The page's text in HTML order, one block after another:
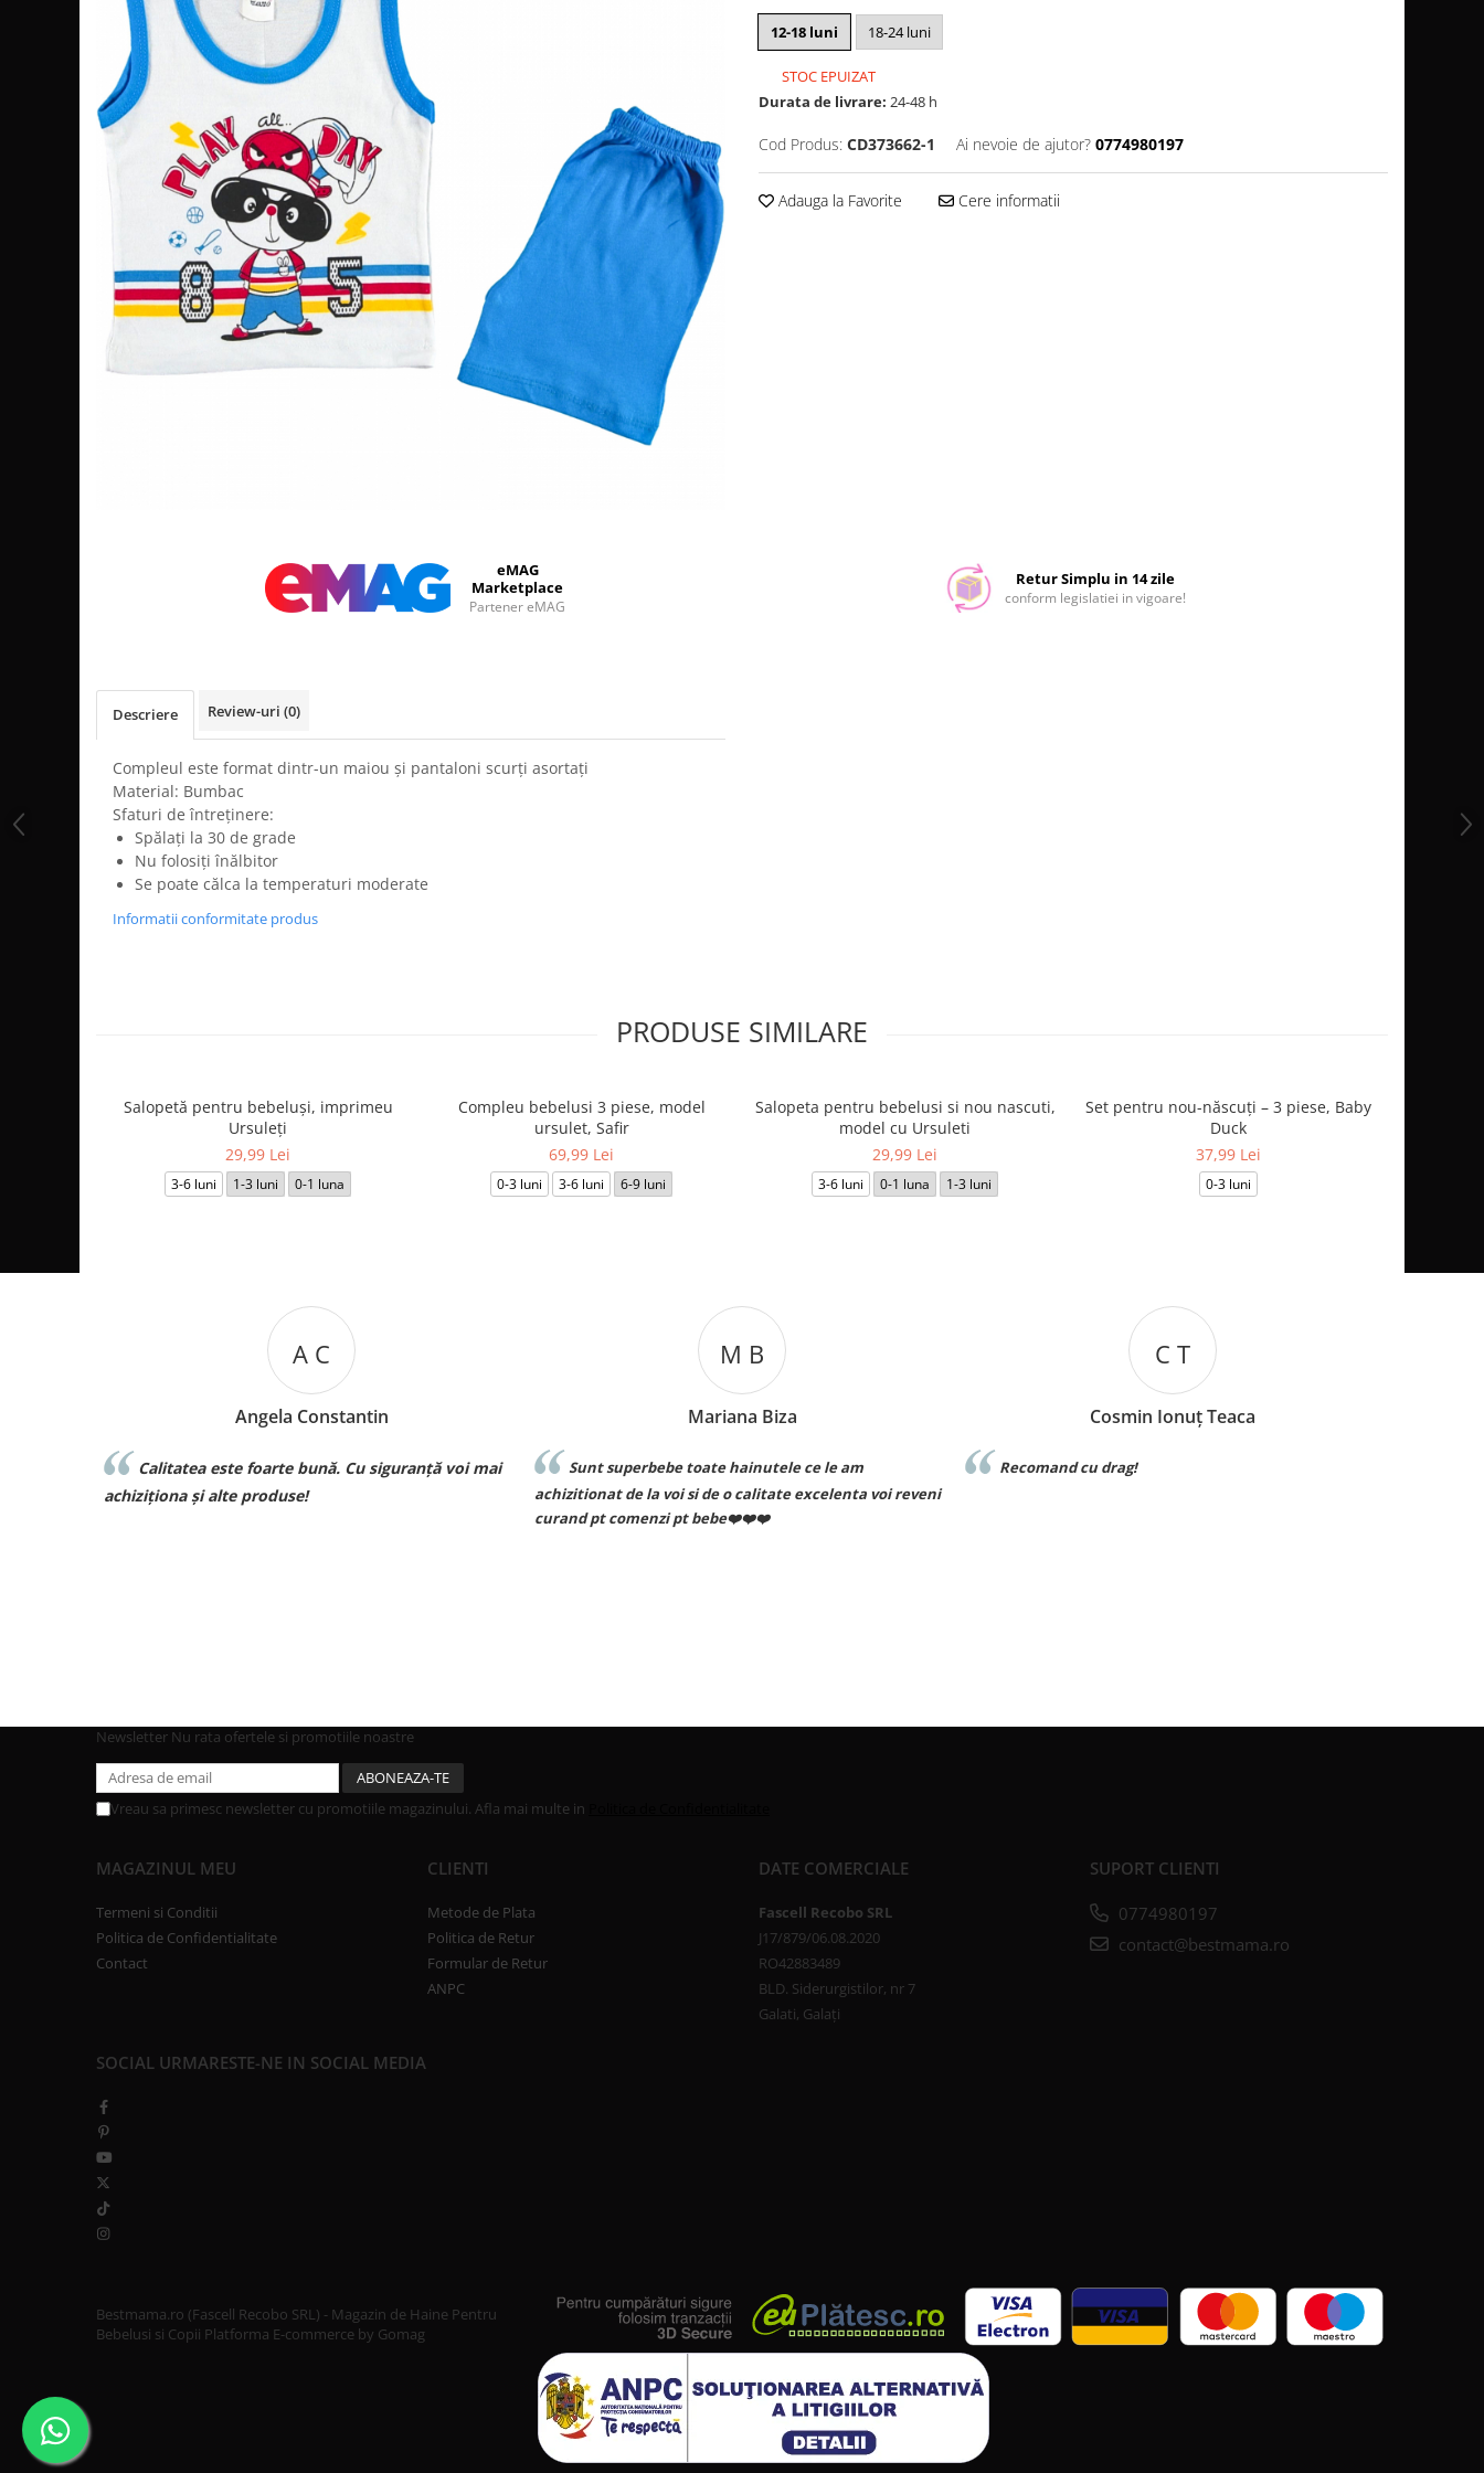
Facebook
12-18 luni 18-24 luni
STOC EPUIZAT
Durata de livrare: 24-48 h
Cod Produs: CD373662-1 Ai nevoie de ajutor? 0774980197
Adauga la Favorite Cere informatii
eMAG
Marketplace
Partener eMAG
Retur Simplu in 14 zile
conform legislatiei in vigoare!
Descriere Review-uri (0)
Compleul este format dintr-un maiou și pantaloni scurți asortați
Material: Bumbac
Sfaturi de întreținere:
Spălați la 30 de grade
Nu folosiți înălbitor
Se poate călca la temperaturi moderate
Informatii conformitate produs
PRODUSE SIMILARE
Salopetă pentru bebeluși, imprimeu
Ursuleți
29,99 Lei
3-6 luni 1-3 luni 0-1 luna
Compleu bebelusi 3 piese, model
ursulet, Safir
69,99 Lei
0-3 luni 3-6 luni 6-9 luni
Salopeta pentru bebelusi si nou nascuti,
model cu Ursuleti
29,99 Lei
3-6 luni 0-1 luna 1-3 luni
Set pentru nou-născuți – 3 piese, Baby
Duck
37,99 Lei
0-3 luni
A C
Angela Constantin
Calitatea este foarte bună. Cu siguranță voi mai
achiziționa și alte produse!
M B
Mariana Biza
Sunt superbebe toate hainutele ce le am
achizitionat de la voi si de o calitate excelenta voi reveni
curand pt comenzi pt bebe❤️❤️❤️
C T
Cosmin Ionuț Teaca
Recomand cu drag!
Newsletter Nu rata ofertele si promotiile noastre
Vreau sa primesc newsletter cu promotiile magazinului. Afla mai multe in
MAGAZINUL MEU
Termeni si Conditii
Politica de Confidentialitate
Contact
CLIENTI
Metode de Plata
Politica de Retur
Formular de Retur
ANPC
DATE COMERCIALE
Fascell Recobo SRL
J17/879/06.08.2020
RO42883489
BLD. Siderurgistilor, nr 7
Galati, Galați
SUPORT CLIENTI
0774980197
contact@bestmama.ro
SOCIAL URMARESTE-NE IN SOCIAL MEDIA
Bestmama.ro (Fascell Recobo SRL) - Magazin de Haine Pentru
Bebelusi si Copii Platforma E-commerce by Gomag